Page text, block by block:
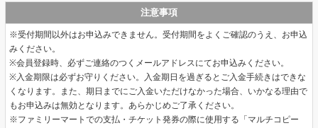
注意事項
※受付期間以外はお申込みできません。受付期間をよくご確認のうえ、お申込
みください。
※会員登録時、必ずご連絡のつくメールアドレスにてお申込みください。
※入金期限は必ずお守りください。入金期日を過ぎるとご入金手続きはできな
くなります。また、期日までにご入金いただけなかった場合、いかなる理由で
もお申込みは無効となります。あらかじめご了承ください。
※ファミリーマートでの支払・チケット発券の際に使用する「マルチコピー